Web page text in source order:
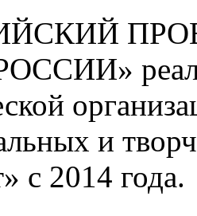
и
с 2014 года.